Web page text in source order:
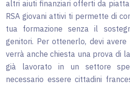
altri aiuti finanziari offerti da
RSA giovani attivi ti permette di
tua formazione senza il
genitori. Per ottenerlo, devi
verrà anche chiesta una prova di
già lavorato in un settore
necessario essere cittadini